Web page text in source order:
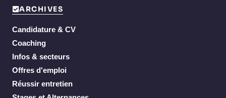
ARCHIVES
Candidature & CV
Coaching
Infos & secteurs
Offres d'emploi
Réussir entretien